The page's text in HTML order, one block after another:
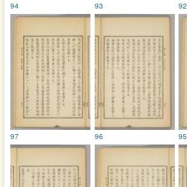
92
93
94
95
96
97